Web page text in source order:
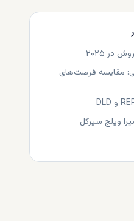
مقایسه فرصت‌های
ویلج سیرکل